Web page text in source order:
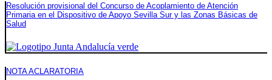
Resolución provisional del Concurso de Acoplamiento de Atención
Primaria en el Dispositivo de Apoyo Sevilla Sur y las Zonas Básicas de
Salud
NOTA ACLARATORIA